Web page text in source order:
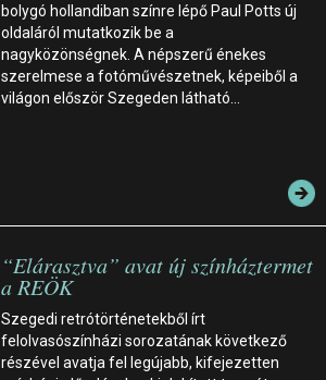
bolygó hollandiban színre lépő Paul Potts új
oldaláról mutatkozik be a
nagyközönségnek. A népszerű énekes
szerelmese a fotóművészetnek, képeiből a
világon először Szegeden látható…
“Elárasztva” avat új színháztermet
a REÖK
Szegedi retrótörténetekből írt
felolvasószínházi sorozatának következő
részével avatja fel legújabb, kifejezetten